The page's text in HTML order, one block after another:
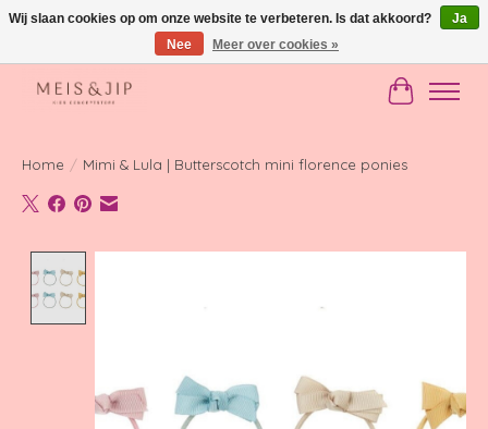
Gratis verzending in NL vanaf €150
Home / Mimi & Lula | Butterscotch mini florence ponies
Wij slaan cookies op om onze website te verbeteren. Is dat akkoord?
Ja
Nee
Meer over cookies »